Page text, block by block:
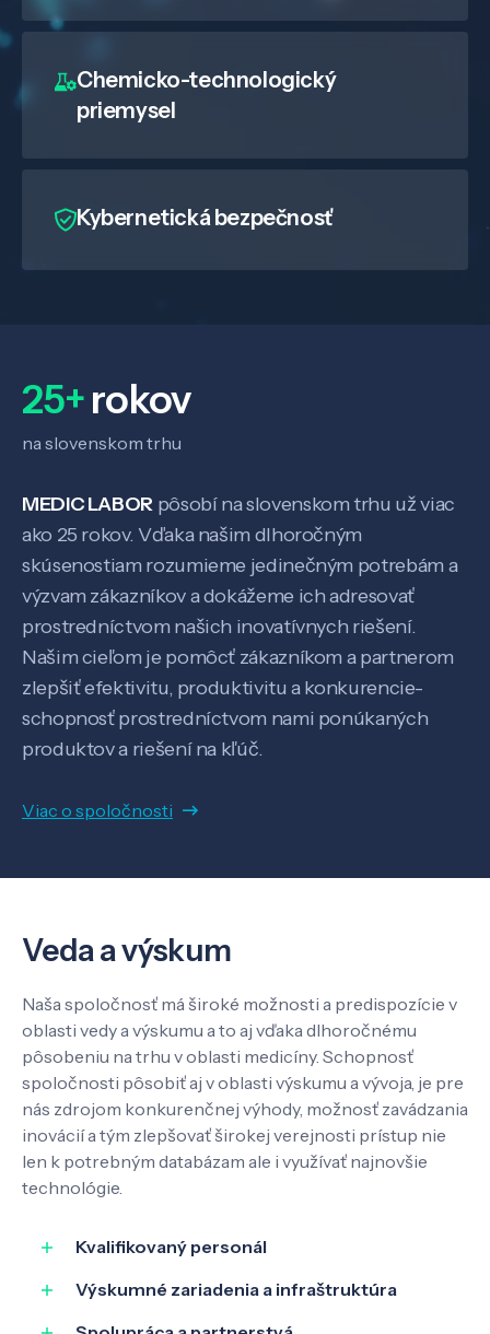
Pôsobenie
Chemicko-technologický
priemysel
Kybernetická bezpečnosť
25+rokov
na slovenskom trhu
MEDIC LABOR pôsobí na slovenskom trhu už viac
ako 25 rokov. Vďaka našim dlhoročným
skúsenostiam rozumieme jedinečným potrebám a
výzvam zákazníkov a dokážeme ich adresovať
prostredníctvom našich inovatívnych riešení.
Našim cieľom je pomôcť zákazníkom a partnerom
zlepšiť efektivitu, produktivitu a konkurencie-
schopnosť prostredníctvom nami ponúkaných
produktov a riešení na kľúč.
Viac o spoločnosti
Veda a výskum
Naša spoločnosť má široké možnosti a predispozície v
oblasti vedy a výskumu a to aj vďaka dlhoročnému
pôsobeniu na trhu v oblasti medicíny. Schopnosť
spoločnosti pôsobiť aj v oblasti výskumu a vývoja, je pre
nás zdrojom konkurenčnej výhody, možnosť zavádzania
inovácií a tým zlepšovať širokej verejnosti prístup nie
len k potrebným databázam ale i využívať najnovšie
technológie.
Kvalifikovaný personál
Výskumné zariadenia a infraštruktúra